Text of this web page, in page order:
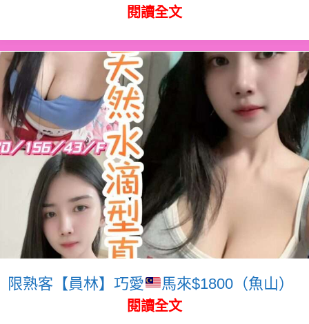
閱讀全文
限熟客【員林】巧愛 馬來$1800（魚山）
閱讀全文